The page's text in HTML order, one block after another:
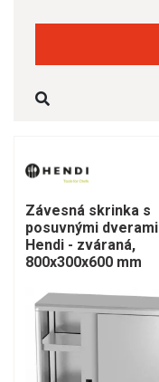
Závesná skrinka s
posuvnými dverami
Hendi - zváraná,
800x300x600 mm